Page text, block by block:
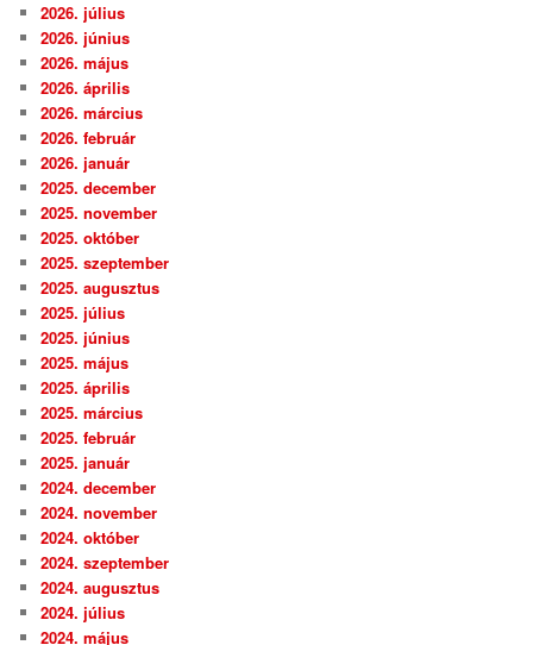
2026. július
2026. június
2026. május
2026. április
2026. március
2026. február
2026. január
2025. december
2025. november
2025. október
2025. szeptember
2025. augusztus
2025. július
2025. június
2025. május
2025. április
2025. március
2025. február
2025. január
2024. december
2024. november
2024. október
2024. szeptember
2024. augusztus
2024. július
2024. május